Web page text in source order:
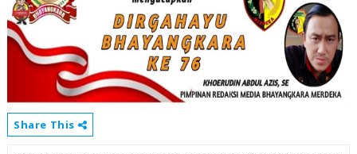
Share This